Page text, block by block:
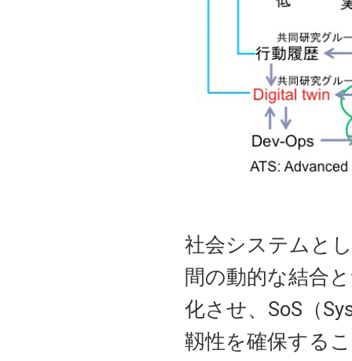
社会システムと
間の動的な結合
化させ、SoS（
靱性を確保する